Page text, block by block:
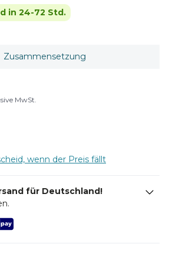
in 24-72 Std.
Zusammensetzung
MwSt.
wenn der Preis fällt
für Deutschland!